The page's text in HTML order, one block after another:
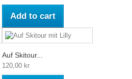
Add to cart
Auf Skitour...
120,00 kr